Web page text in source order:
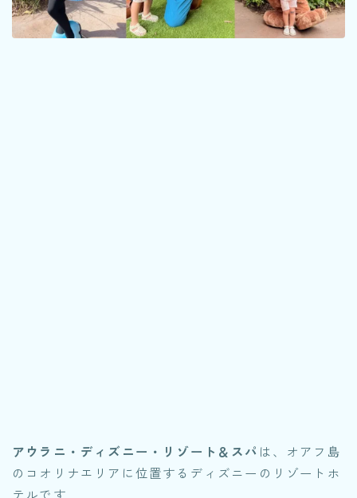
アウラニ・ディズニー・リゾート＆スパ は、オアフ島
のコオリナエリアに位置するディズニーのリゾートホ
テルです